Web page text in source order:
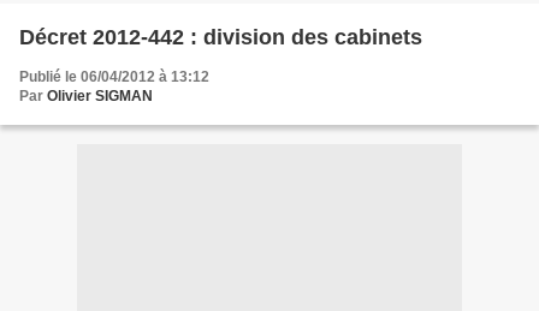
Décret 2012-442 : division des cabinets
Publié le 06/04/2012 à 13:12
Par Olivier SIGMAN